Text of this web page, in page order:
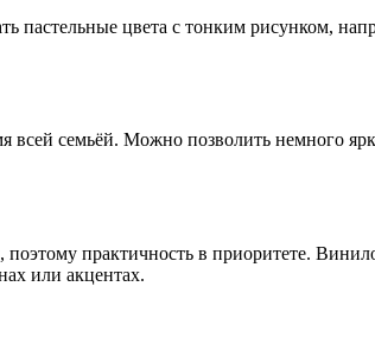
пастельные цвета с тонким рисунком,
семьёй. Можно позволить немного
поэтому практичность в приоритете.
или акцентах.